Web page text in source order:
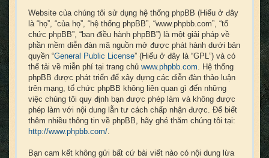
Website của chúng tôi sử dụng hệ thống phpBB (Hiểu ở đây
là “họ”, “của họ”, “hệ thống phpBB”, “www.phpbb.com”, “tổ
chức phpBB”, “ban điều hành phpBB”) là một giải pháp về
phần mềm diễn đàn mã nguồn mở được phát hành dưới bản
quyền “General Public License” (Hiểu ở đây là “GPL”) và có
thể tải về miễn phí tại trang chủ www.phpbb.com. Hệ thống
phpBB được phát triển để xây dựng các diễn đàn thảo luận
trên mạng, tổ chức phpBB không liên quan gì đến những
việc chúng tôi quy định bạn được phép làm và không được
phép làm với nội dung lẫn tư cách chấp nhận được. Để biết
thêm nhiều thông tin về phpBB, hãy ghé thăm chúng tôi tại:
http://www.phpbb.com/.
Bạn cam kết không gửi bất cứ bài viết nào có nội dung lừa